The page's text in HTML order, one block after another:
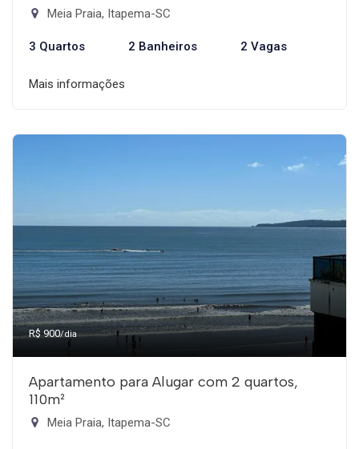
Meia Praia, Itapema-SC
3 Quartos 2 Banheiros 2 Vagas
Mais informações
R$ 900/dia
Apartamento para Alugar com 2 quartos,
110m²
Meia Praia, Itapema-SC